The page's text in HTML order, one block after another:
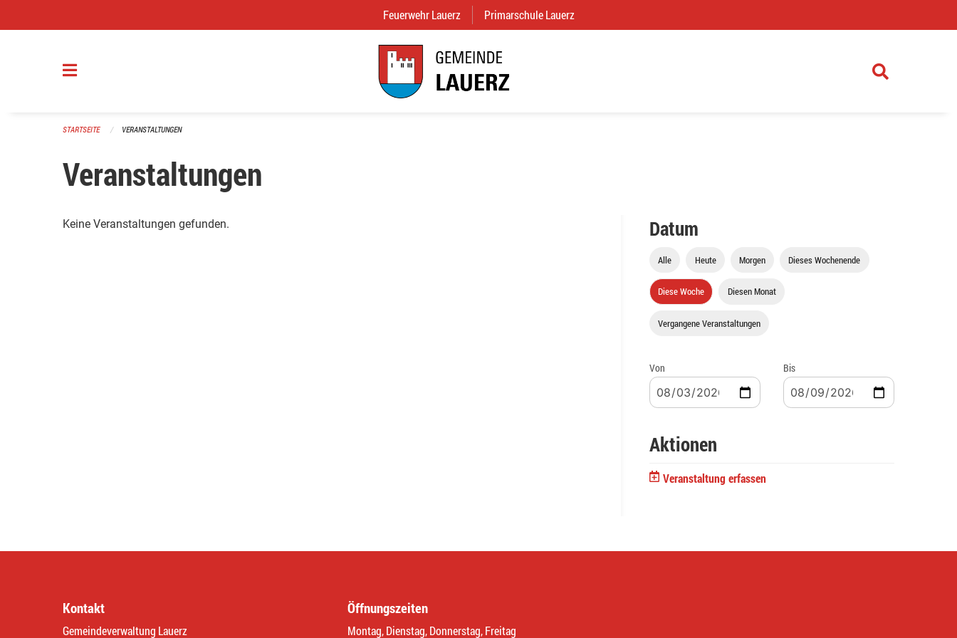
Feuerwehr Lauerz (External Link)
Primarschule Lauerz
STARTSEITE VERANSTALTUNGEN
Veranstaltungen
Keine Veranstaltungen gefunden. Datum
Alle Heute Morgen Dieses Wochenende
Diese Woche Diesen Monat
Vergangene Veranstaltungen
Von Bis
Aktionen
Veranstaltung erfassen
Kontakt
Gemeindeverwaltung Lauerz
Öffnungszeiten
Montag, Dienstag, Donnerstag, Freitag